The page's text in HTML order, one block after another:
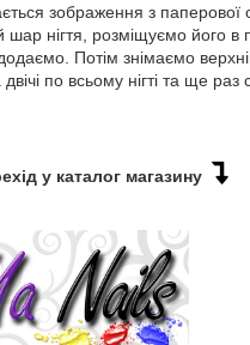
зображення з паперової
нігтя, розміщуємо його в
Потім знімаємо
по всьому нігті та ще
у каталог магазину